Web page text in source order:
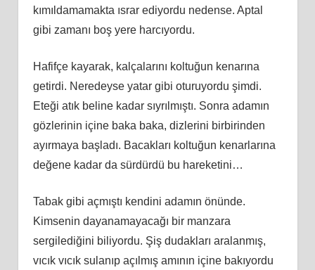
kımıldamamakta ısrar ediyordu nedense. Aptal
gibi zamanı boş yere harcıyordu.
Hafifçe kayarak, kalçalarını koltuğun kenarına
getirdi. Neredeyse yatar gibi oturuyordu şimdi.
Eteği atık beline kadar sıyrılmıştı. Sonra adamın
gözlerinin içine baka baka, dizlerini birbirinden
ayırmaya başladı. Bacakları koltuğun kenarlarına
değene kadar da sürdürdü bu hareketini…
Tabak gibi açmıştı kendini adamın önünde.
Kimsenin dayanamayacağı bir manzara
sergilediğini biliyordu. Şiş dudakları aralanmış,
vıcık vıcık sulanıp açılmış amının içine bakıyordu